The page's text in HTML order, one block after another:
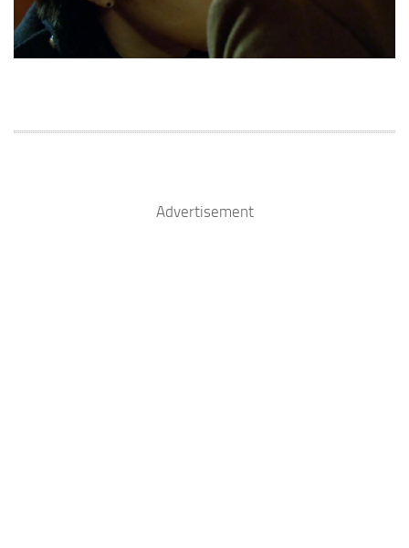
Advertisement